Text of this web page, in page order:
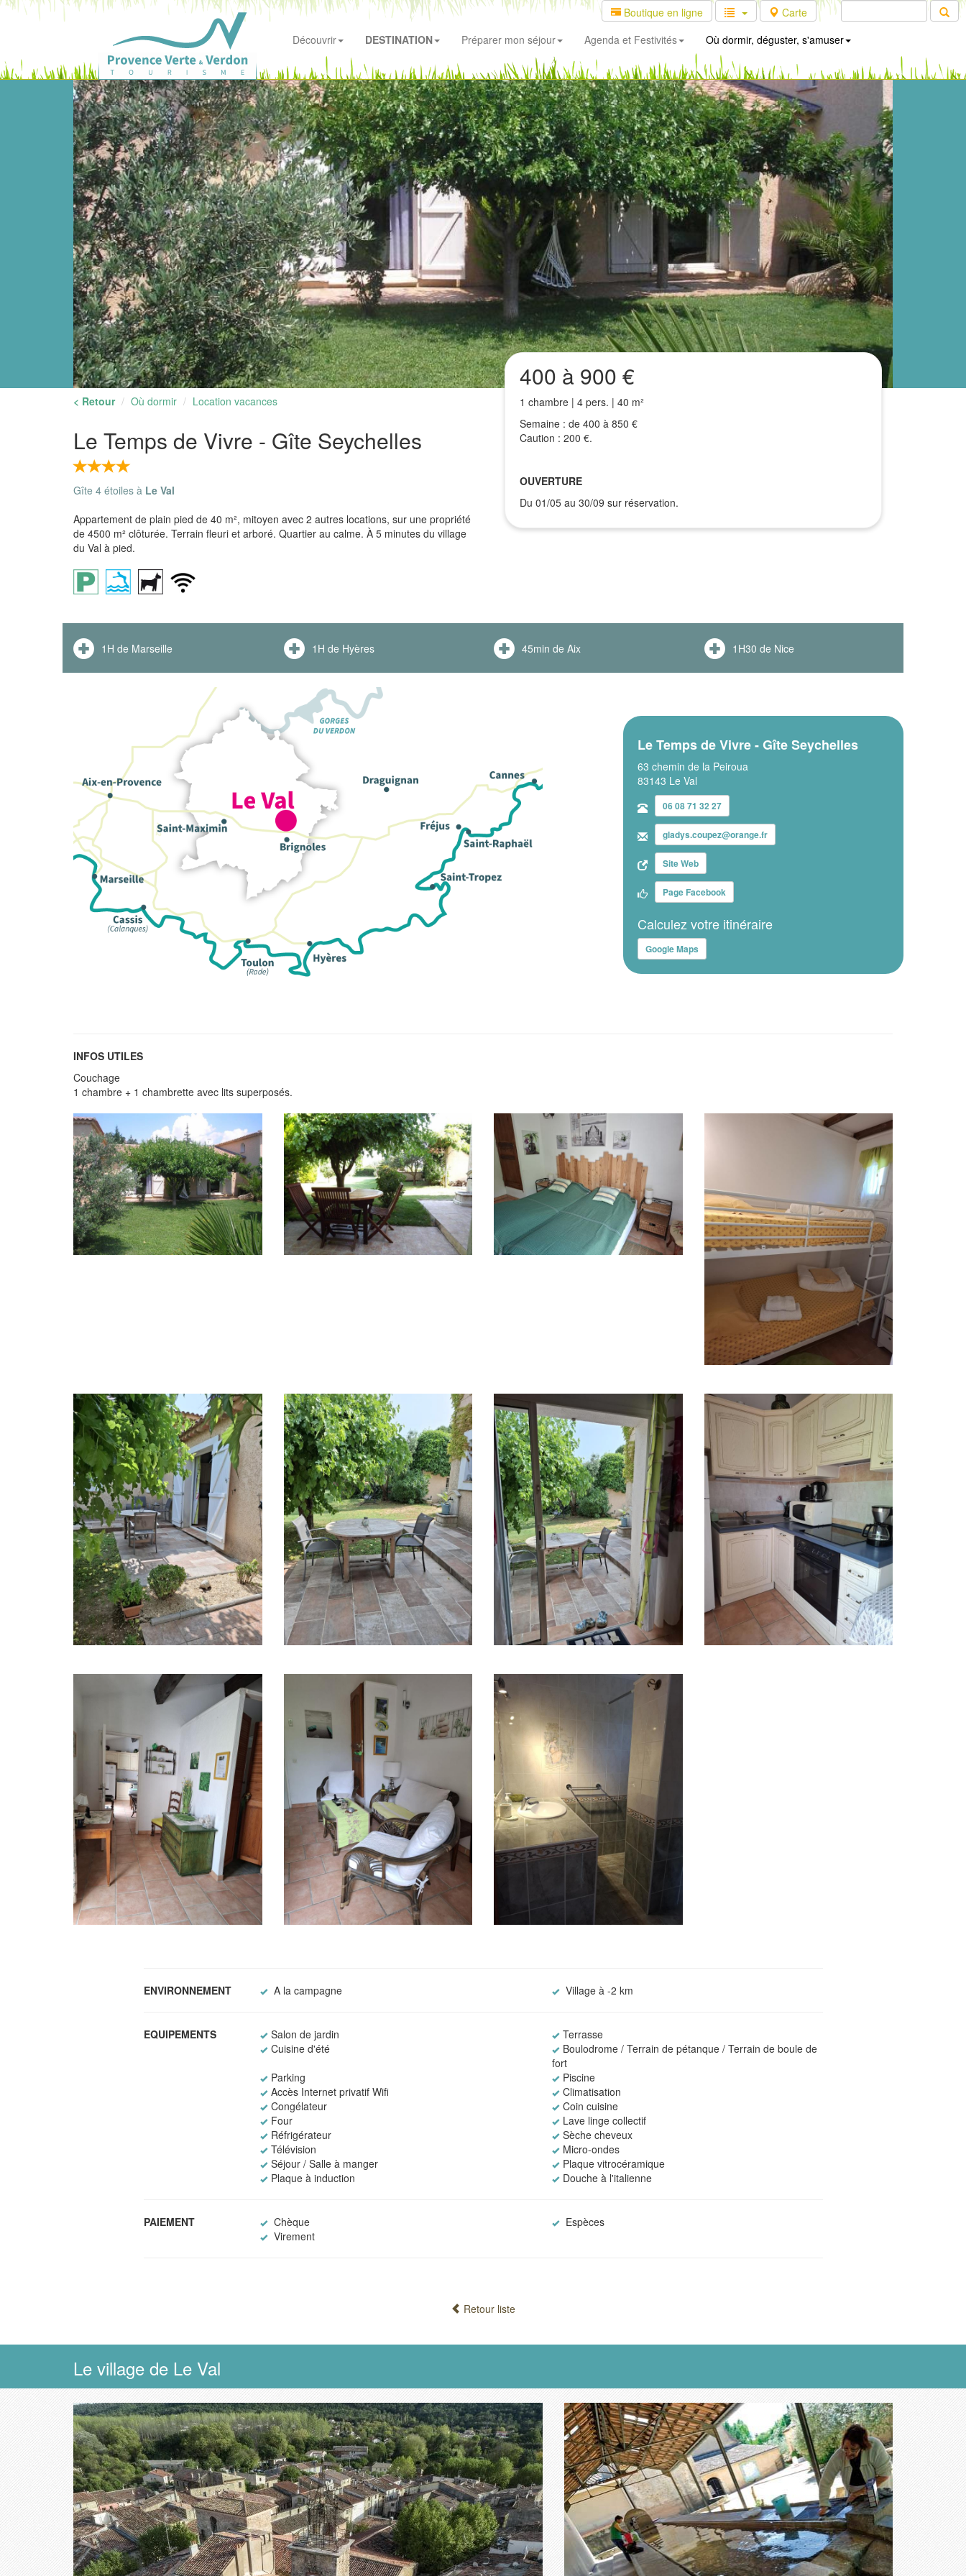
Boutique en ligne
Carte
Découvrir
DESTINATION Préparer mon séjour Agenda et Festivités Où dormir, déguster, s'amuser
< Retour Où dormir Location vacances
Le Temps de Vivre - Gîte Seychelles
Gîte 4 étoiles à Le Val
Appartement de plain pied de 40 m², mitoyen avec 2 autres locations, sur une propriété
de 4500 m² clôturée. Terrain fleuri et arboré. Quartier au calme. À 5 minutes du village
du Val à pied.
400 à 900 €
1 chambre | 4 pers. | 40 m²
Semaine : de 400 à 850 €
Caution : 200 €.
OUVERTURE
Du 01/05 au 30/09 sur réservation.
1H de Marseille 1H de Hyères 45min de Aix 1H30 de Nice
Le Temps de Vivre - Gîte Seychelles
63 chemin de la Peiroua
83143 Le Val
06 08 71 32 27
gladys.coupez@orange.fr
Site Web
Page Facebook
Calculez votre itinéraire
Google Maps
INFOS UTILES
Couchage
1 chambre + 1 chambrette avec lits superposés.
ENVIRONNEMENT A la campagne Village à -2 km
EQUIPEMENTS Salon de jardin
Terrasse
Cuisine d'été
Boulodrome / Terrain de pétanque / Terrain de boule de
fort
Parking
Piscine
Accès Internet privatif Wifi
Climatisation
Congélateur
Coin cuisine
Four
Lave linge collectif
Réfrigérateur
Sèche cheveux
Télévision
Micro-ondes
Séjour / Salle à manger
Plaque vitrocéramique
Plaque à induction
Douche à l'italienne
PAIEMENT Chèque
Espèces
Virement
Retour liste
Le village de Le Val